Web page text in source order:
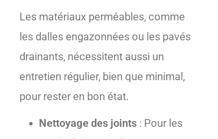
Les matériaux perméables, comme
les dalles engazonnées ou les pavés
drainants, nécessitent aussi un
entretien régulier, bien que minimal,
pour rester en bon état.
Nettoyage des joints : Pour les